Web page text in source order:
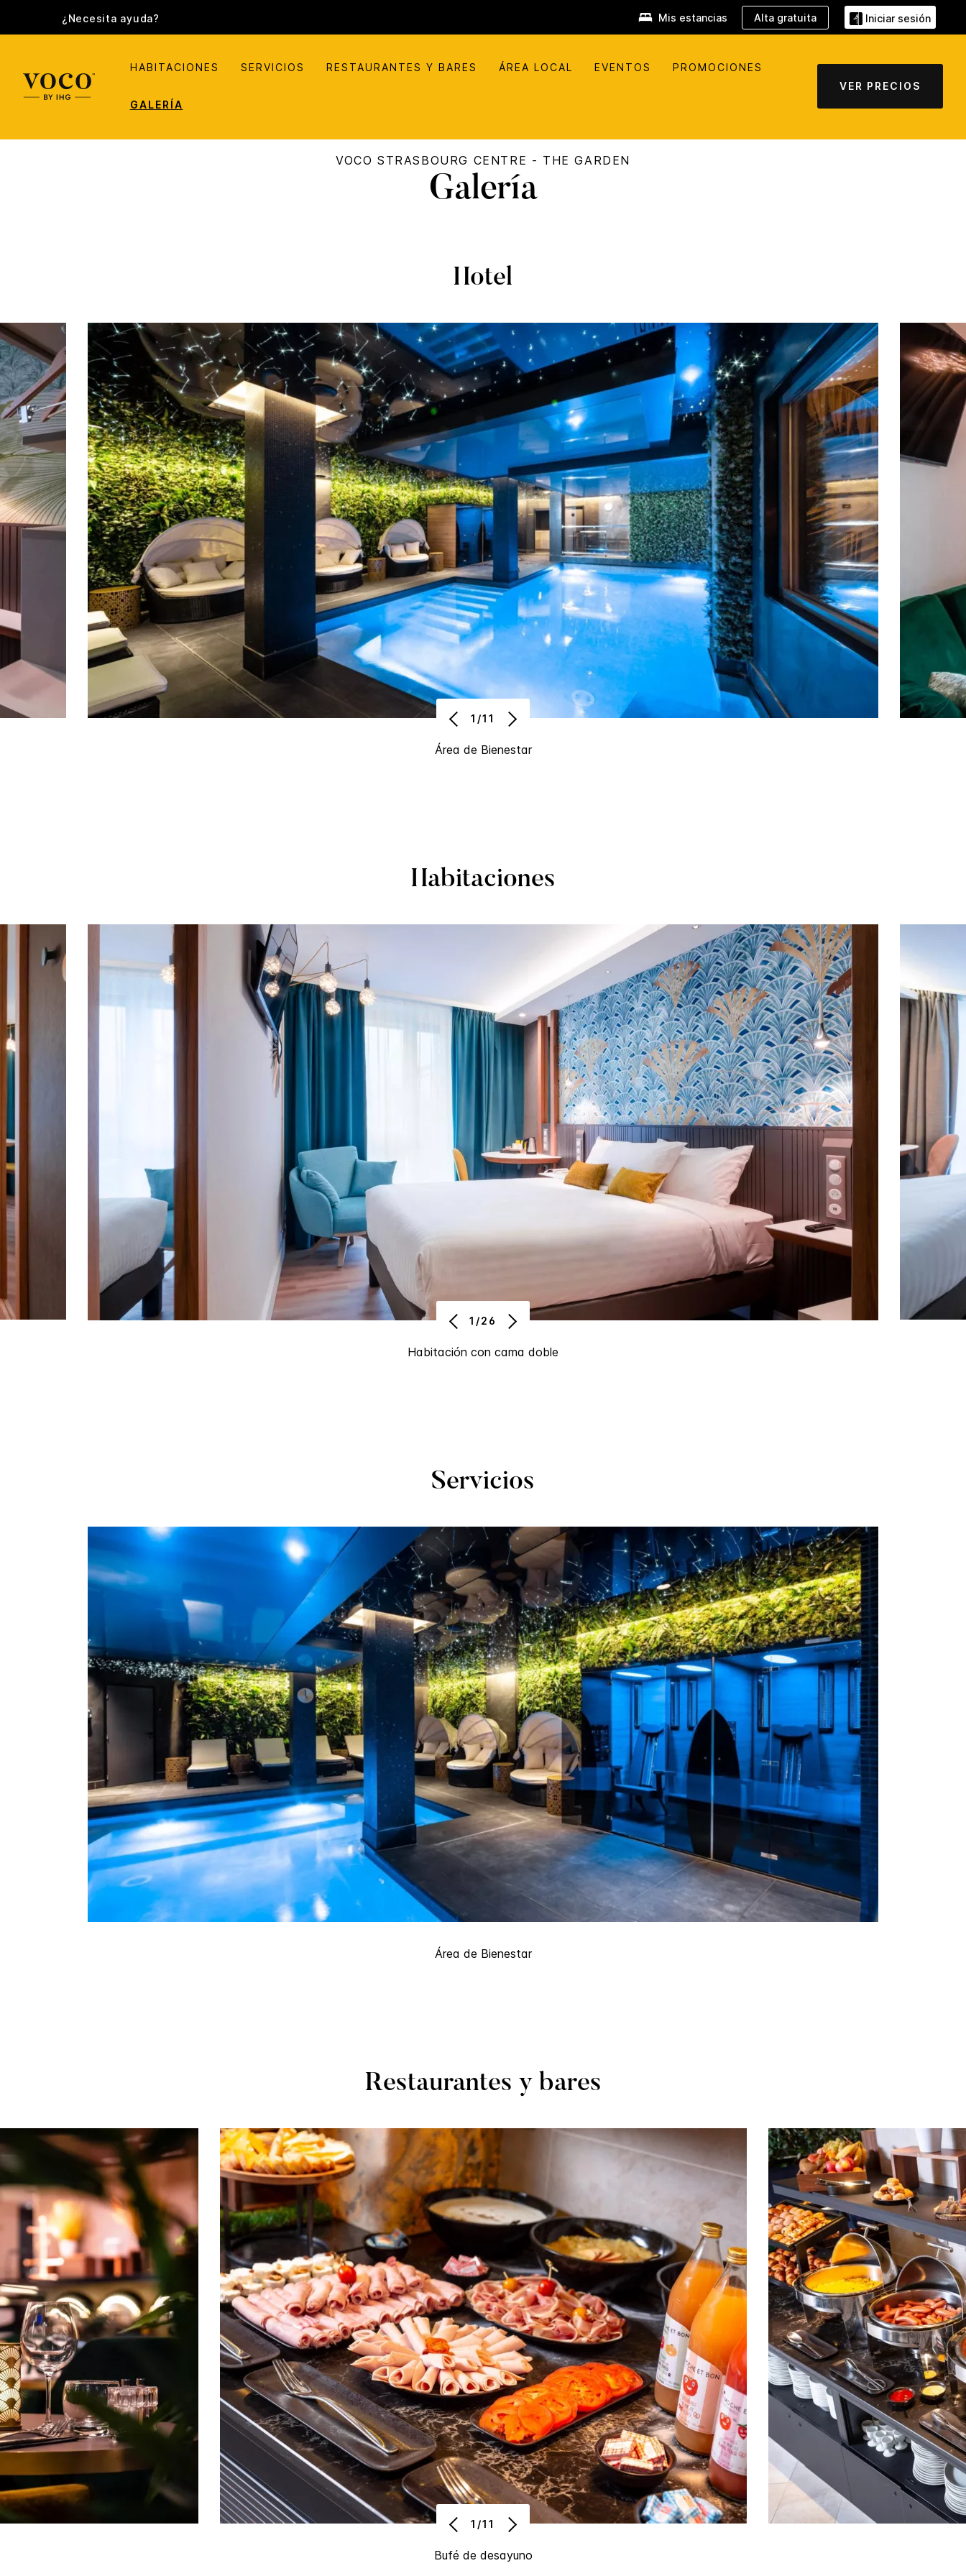
¿Necesita ayuda? Mis estancias Alta gratuita Iniciar sesión
HABITACIONES SERVICIOS RESTAURANTES Y BARES ÁREA LOCAL EVENTOS PROMOCIONES
GALERÍA
VER PRECIOS
VOCO STRASBOURG CENTRE - THE GARDEN
Galería
Hotel
Área de Bienestar
1/11
Habitaciones
Habitación con cama doble
1/26
Servicios
Área de Bienestar
Restaurantes y bares
Bufé de desayuno
1/11